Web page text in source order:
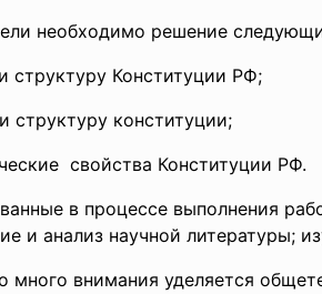
необходимо решение
структуру Конституции РФ;
структуру конституции;
свойства Конституции РФ.
в процессе выполнения
и анализ научной литературы;
много внимания уделяется